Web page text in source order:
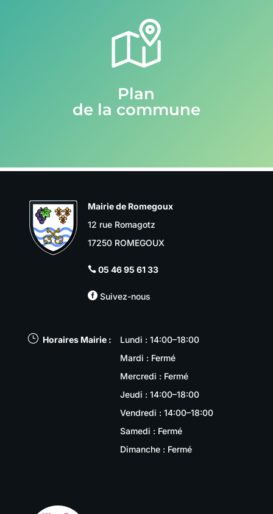
Plan
de la commune
Mairie de Romegoux
12 rue Romagotz
17250 ROMEGOUX
 05 46 95 61 33
Suivez-nous
} Horaires Mairie :
Lundi : 14:00–18:00
Mardi : Fermé
Mercredi : Fermé
Jeudi : 14:00–18:00
Vendredi : 14:00–18:00
Samedi : Fermé
Dimanche : Fermé